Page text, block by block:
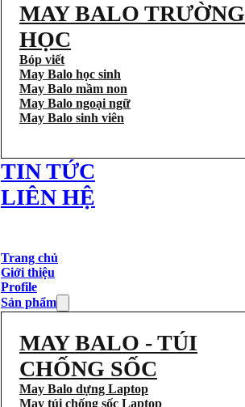
MAY BALO TRƯỜNG
HỌC
Bóp viết
May Balo học sinh
May Balo mầm non
May Balo ngoại ngữ
May Balo sinh viên
TIN TỨC
LIÊN HỆ
Trang chủ
Giới thiệu
Profile
Sản phẩm
MAY BALO - TÚI
CHỐNG SỐC
May Balo dựng Laptop
May túi chống sốc Laptop